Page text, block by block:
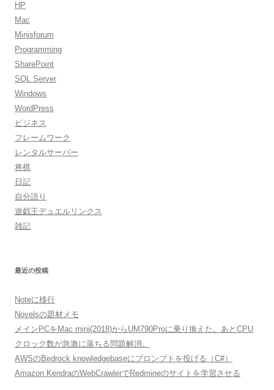
HP
Mac
Minisforum
Programming
SharePoint
SQL Server
Windows
WordPress
ビジネス
フレームワーク
レンタルサーバー
将棋
日記
自分語り
遊戯王デュエルリンクス
雑記
最近の投稿
Noteに移行
Novelsの題材メモ
メインPCをMac mini(2018)からUM790Proに乗り換えた。あとCPU
クロック数が急激に落ちる問題解消。
AWSのBedrock knowledgebaseにプロンプトを投げる（C#）
Amazon KendraのWebCrawlerでRedmineのサイトを学習させる